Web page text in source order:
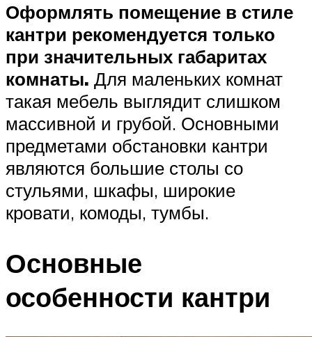
Оформлять помещение в стиле
кантри рекомендуется только
при значительных габаритах
комнаты. Для маленьких комнат
такая мебель выглядит слишком
массивной и грубой. Основными
предметами обстановки кантри
являются большие столы со
стульями, шкафы, широкие
кровати, комоды, тумбы.
Основные
особенности кантри